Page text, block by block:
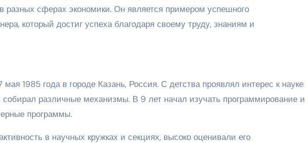
разных сферах экономики. Он является примером успешного
который достиг успеха благодаря своему труду, знаниям и
1985 года в городе Казань, Россия. С детства проявлял интерес к науке
собирал различные механизмы. В 9 лет начал изучать программирование и
программы.
в научных кружках и секциях, высоко оценивали его